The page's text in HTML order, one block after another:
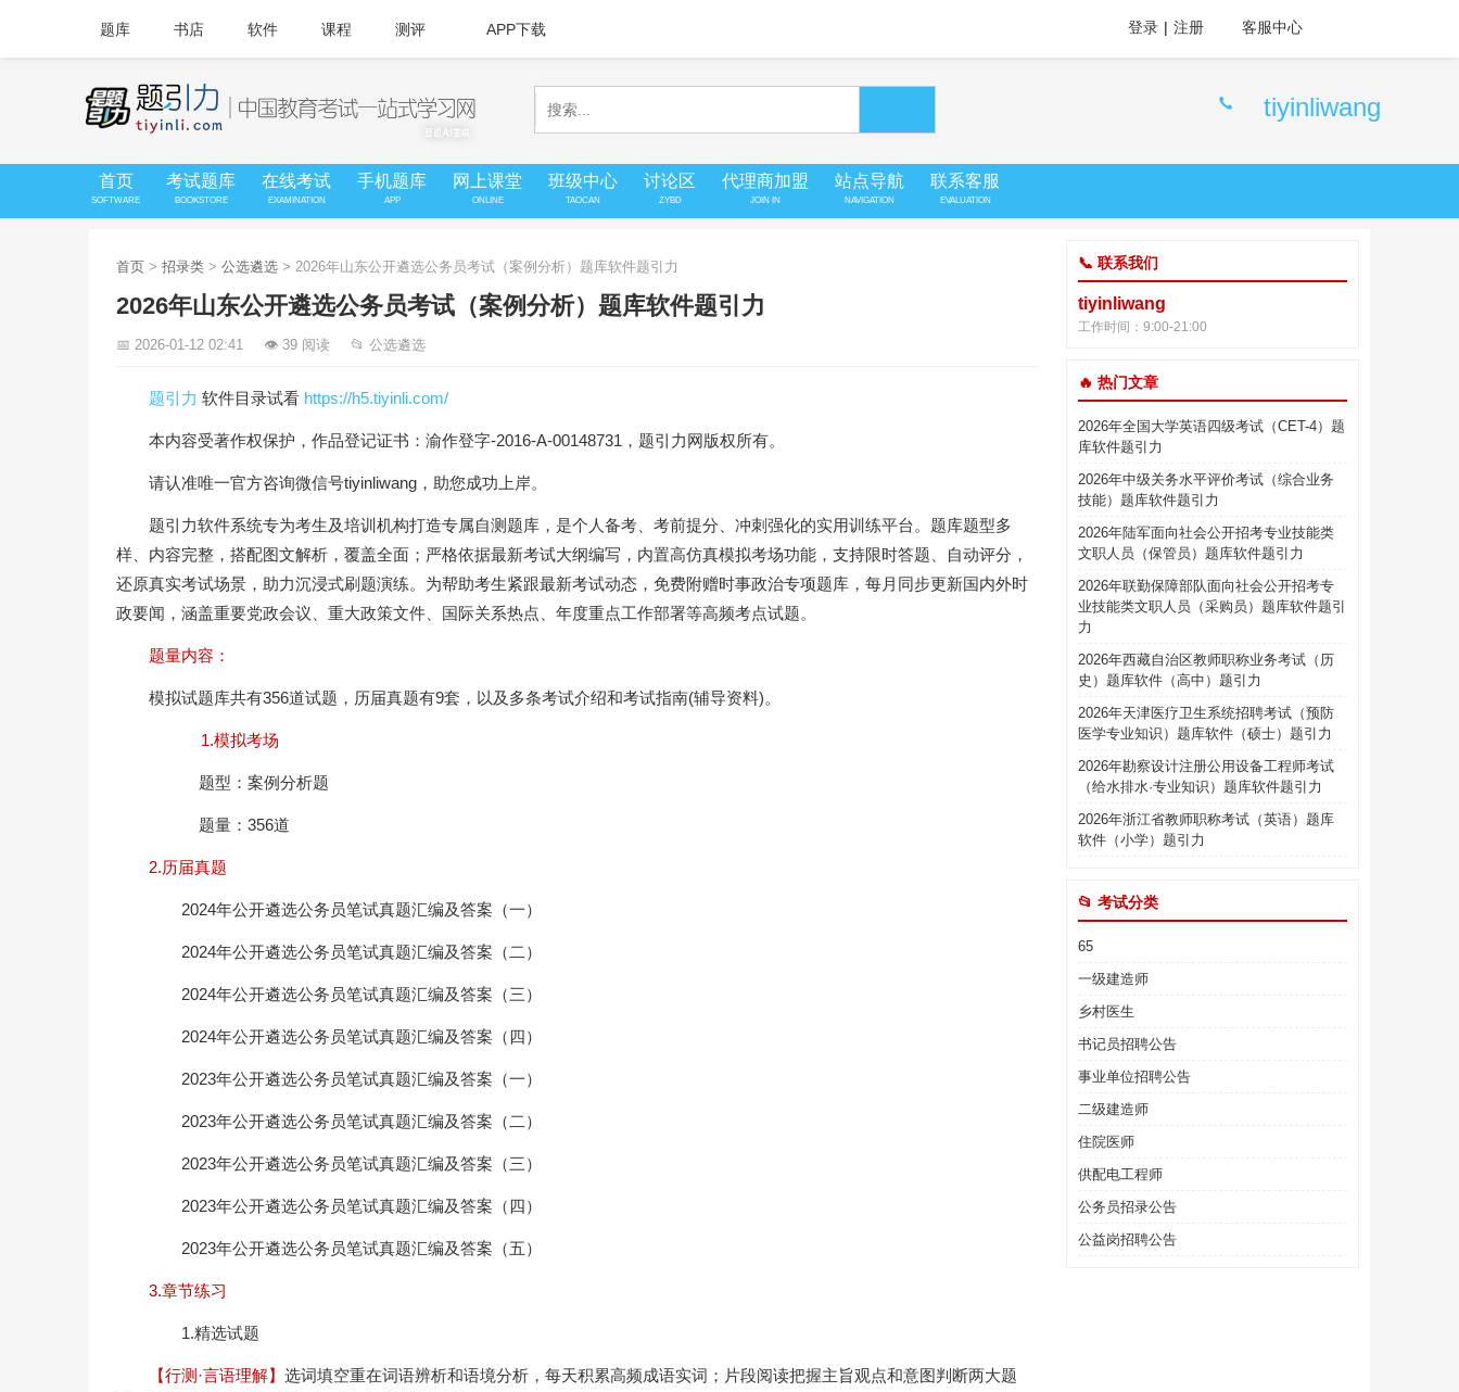
题库 书店 软件 课程 测评 APP下载 登录 | 注册 客服中心
tiyinliwang
首页
SOFTWARE
考试题库
BOOKSTORE
在线考试
EXAMINATION
手机题库
APP
网上课堂
ONLINE
班级中心
TAOCAN
讨论区
ZYBD
代理商加盟
JOIN IN
站点导航
NAVIGATION
联系客服
EVALUATION
首页 > 招录类 > 公选遴选 > 2026年山东公开遴选公务员考试（案例分析）题库软件题引力
2026年山东公开遴选公务员考试（案例分析）题库软件题引力
📅 2026-01-12 02:41 👁 39 阅读 📂 公选遴选
题引力 软件目录试看 https://h5.tiyinli.com/
本内容受著作权保护，作品登记证书：渝作登字-2016-A-00148731，题引力网版权所有。
请认准唯一官方咨询微信号tiyinliwang，助您成功上岸。
题引力软件系统专为考生及培训机构打造专属自测题库，是个人备考、考前提分、冲刺强化的实用训练平台。题库题型多
样、内容完整，搭配图文解析，覆盖全面；严格依据最新考试大纲编写，内置高仿真模拟考场功能，支持限时答题、自动评分，
还原真实考试场景，助力沉浸式刷题演练。为帮助考生紧跟最新考试动态，免费附赠时事政治专项题库，每月同步更新国内外时
政要闻，涵盖重要党政会议、重大政策文件、国际关系热点、年度重点工作部署等高频考点试题。
题量内容：
模拟试题库共有356道试题，历届真题有9套，以及多条考试介绍和考试指南(辅导资料)。
1.模拟考场
题型：案例分析题
题量：356道
2.历届真题
2024年公开遴选公务员笔试真题汇编及答案（一）
2024年公开遴选公务员笔试真题汇编及答案（二）
2024年公开遴选公务员笔试真题汇编及答案（三）
2024年公开遴选公务员笔试真题汇编及答案（四）
2023年公开遴选公务员笔试真题汇编及答案（一）
2023年公开遴选公务员笔试真题汇编及答案（二）
2023年公开遴选公务员笔试真题汇编及答案（三）
2023年公开遴选公务员笔试真题汇编及答案（四）
2023年公开遴选公务员笔试真题汇编及答案（五）
3.章节练习
1.精选试题
【行测·言语理解】 选词填空重在词语辨析和语境分析，每天积累高频成语实词；片段阅读把握主旨观点和意图判断两大题
📞 联系我们
tiyinliwang
工作时间：9:00-21:00
🔥 热门文章
2026年全国大学英语四级考试（CET-4）题
库软件题引力
2026年中级关务水平评价考试（综合业务
技能）题库软件题引力
2026年陆军面向社会公开招考专业技能类
文职人员（保管员）题库软件题引力
2026年联勤保障部队面向社会公开招考专
业技能类文职人员（采购员）题库软件题引
力
2026年西藏自治区教师职称业务考试（历
史）题库软件（高中）题引力
2026年天津医疗卫生系统招聘考试（预防
医学专业知识）题库软件（硕士）题引力
2026年勘察设计注册公用设备工程师考试
（给水排水·专业知识）题库软件题引力
2026年浙江省教师职称考试（英语）题库
软件（小学）题引力
📂 考试分类
65
一级建造师
乡村医生
书记员招聘公告
事业单位招聘公告
二级建造师
住院医师
供配电工程师
公务员招录公告
公益岗招聘公告